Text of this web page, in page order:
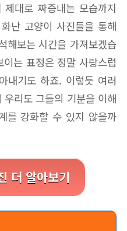
대로 짜증내는 모습까지
난 고양이 사진들을 통해
해보는 시간을 가져보겠습
는 표정은 정말 사랑스럽
내기도 하죠. 이렇듯 여러
리도 그들의 기분을 이해
를 강화할 수 있지 않을까
더 알아보기